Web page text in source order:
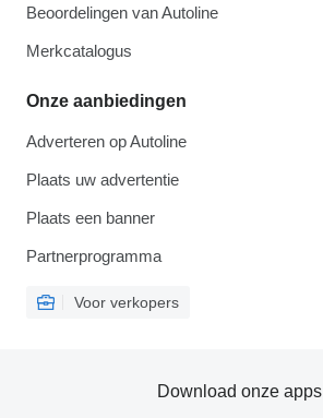
Beoordelingen van Autoline
Merkcatalogus
Onze aanbiedingen
Adverteren op Autoline
Plaats uw advertentie
Plaats een banner
Partnerprogramma
Voor verkopers
Download onze apps